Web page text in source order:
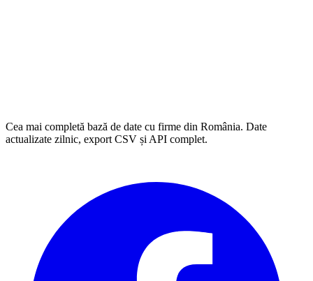
Cea mai completă bază de date cu firme din România. Date
actualizate zilnic, export CSV și API complet.